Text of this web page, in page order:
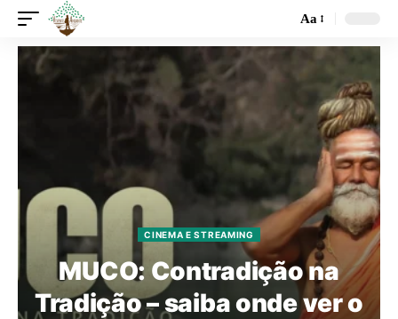
Aa
CINEMA E STREAMING
MUCO: Contradição na
Tradição – saiba onde ver o